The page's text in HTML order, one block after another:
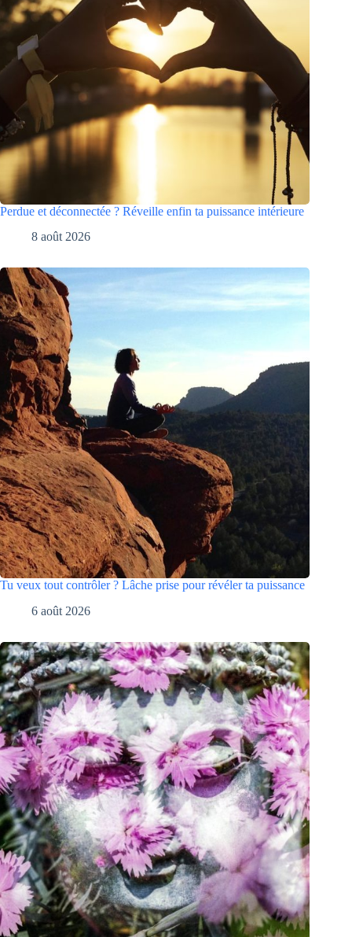
Perdue et déconnectée ? Réveille enfin ta puissance intérieure
8 août 2026
Tu veux tout contrôler ? Lâche prise pour révéler ta puissance
6 août 2026